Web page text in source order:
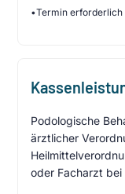
•Termin erforderlich
Podologische
ärztlicher
oder Facharzt